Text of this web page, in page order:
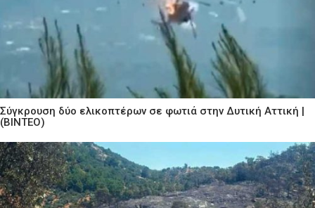
Σύγκρουση δύο ελικοπτέρων σε φωτιά στην Δυτική Αττική |
(ΒΙΝΤΕΟ)